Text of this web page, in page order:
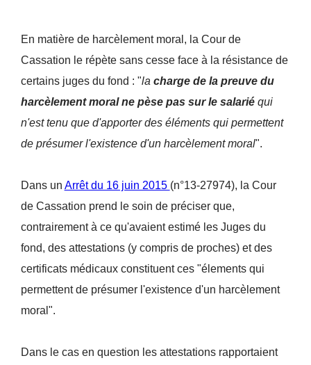
En matière de harcèlement moral, la Cour de
Cassation le répète sans cesse face à la résistance de
certains juges du fond : "la charge de la preuve du
harcèlement moral ne pèse pas sur le salariéqui
n'est tenu que d'apporter des éléments qui permettent
de présumer l'existence d'un harcèlement moral".
Dans un Arrêt du 16 juin 2015 (n°13-27974), la Cour
de Cassation prend le soin de préciser que,
contrairement à ce qu'avaient estimé les Juges du
fond, des attestations (y compris de proches) et des
certificats médicaux constituent ces "élements qui
permettent de présumer l'existence d'un harcèlement
moral".
Dans le cas en question les attestations rapportaient